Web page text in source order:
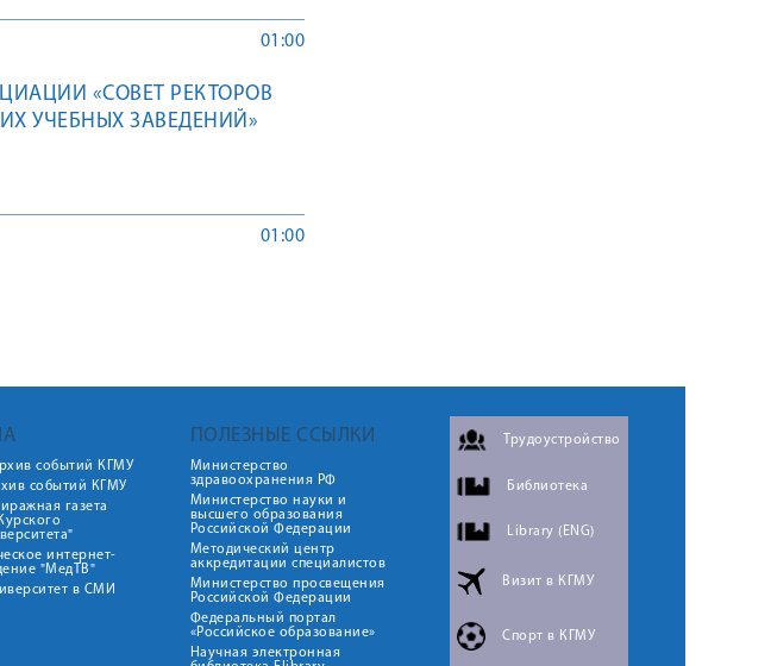
01:00
«СОВЕТ РЕКТОРОВ
УЧЕБНЫХ ЗАВЕДЕНИЙ»
01:00
событий КГМУ
событий КГМУ
газета
интернет-
"МедТВ"
в СМИ
ПОЛЕЗНЫЕ ССЫЛКИ
Министерство
здравоохранения РФ
Министерство науки и
высшего образования
Российской Федерации
Методический центр
аккредитации специалистов
Министерство просвещения
Российской Федерации
Федеральный портал
«Российское образование»
Научная электронная
Трудоустройство
Библиотека
Library (ENG)
Визит в КГМУ
Спорт в КГМУ